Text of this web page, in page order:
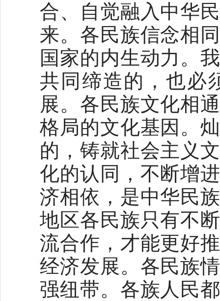
合、自觉融入中华
来。各民族信念相
国家的内生动力。
共同缔造的，也必
展。各民族文化相
格局的文化基因。
的，铸就社会主义
化的认同，不断增
济相依，是中华民
地区各民族只有不
流合作，才能更好
经济发展。各民族
强纽带。各族人民